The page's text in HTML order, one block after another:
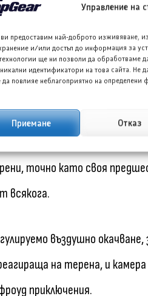
Управление на
предоставим най-доброто изживяване,
и/или достъп до информация за
ще ни позволи да обработваме
идентификатори на това сайта. Не
повлияе неблагоприятно на определени
Приемане Отказ
и матово фолио
карбон.
точно като своя
всякога.
въздушно
на терена, и
приключения.